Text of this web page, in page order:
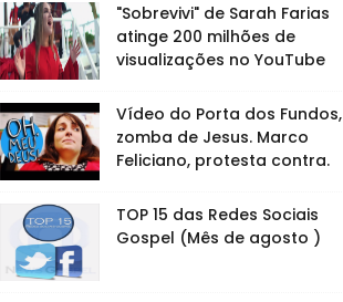
"Sobrevivi" de Sarah Farias
atinge 200 milhões de
visualizações no YouTube
Vídeo do Porta dos Fundos,
zomba de Jesus. Marco
Feliciano, protesta contra.
TOP 15 das Redes Sociais
Gospel (Mês de agosto )